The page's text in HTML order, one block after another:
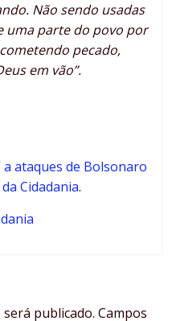
Não sendo usadas
uma parte do povo por
pecado,
em vão”.
ataques de Bolsonaro
Cidadania.
publicado. Campos